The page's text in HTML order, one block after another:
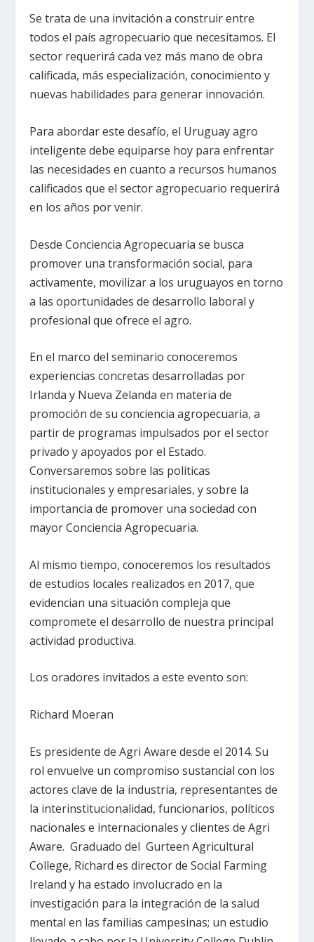
Se trata de una invitación a construir entre
todos el país agropecuario que necesitamos. El
sector requerirá cada vez más mano de obra
calificada, más especialización, conocimiento y
nuevas habilidades para generar innovación.
Para abordar este desafío, el Uruguay agro
inteligente debe equiparse hoy para enfrentar
las necesidades en cuanto a recursos humanos
calificados que el sector agropecuario requerirá
en los años por venir.
Desde Conciencia Agropecuaria se busca
promover una transformación social, para
activamente, movilizar a los uruguayos en torno
a las oportunidades de desarrollo laboral y
profesional que ofrece el agro.
En el marco del seminario conoceremos
experiencias concretas desarrolladas por
Irlanda y Nueva Zelanda en materia de
promoción de su conciencia agropecuaria, a
partir de programas impulsados por el sector
privado y apoyados por el Estado.
Conversaremos sobre las políticas
institucionales y empresariales, y sobre la
importancia de promover una sociedad con
mayor Conciencia Agropecuaria.
Al mismo tiempo, conoceremos los resultados
de estudios locales realizados en 2017, que
evidencian una situación compleja que
compromete el desarrollo de nuestra principal
actividad productiva.
Los oradores invitados a este evento son:
Richard Moeran
Es presidente de Agri Aware desde el 2014. Su
rol envuelve un compromiso sustancial con los
actores clave de la industria, representantes de
la interinstitucionalidad, funcionarios, políticos
nacionales e internacionales y clientes de Agri
Aware. Graduado del Gurteen Agricultural
College, Richard es director de Social Farming
Ireland y ha estado involucrado en la
investigación para la integración de la salud
mental en las familias campesinas; un estudio